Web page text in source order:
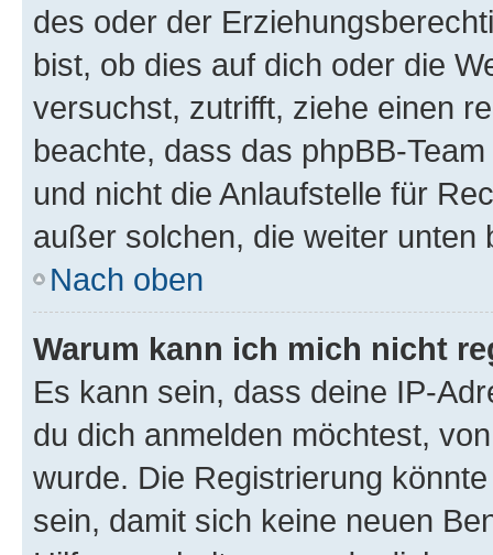
des oder der
bist, ob dies auf dich oder die
versuchst, zutrifft, ziehe einen
beachte, dass das phpBB-
und nicht die Anlaufstelle für
außer solchen, die weiter unten
Nach oben
Warum kann ich mich nicht
Es kann sein, dass deine IP-
du dich anmelden möchtest,
wurde. Die Registrierung
sein, damit sich keine neuen